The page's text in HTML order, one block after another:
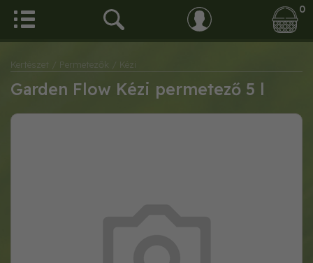
0
Kertészet / Permetezők / Kézi
Garden Flow Kézi permetező 5 l